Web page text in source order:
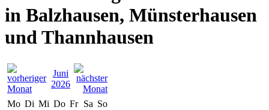
in Balzhausen, Münsterhausen
und Thannhausen
Juni
2026
Mo Di Mi Do Fr Sa So